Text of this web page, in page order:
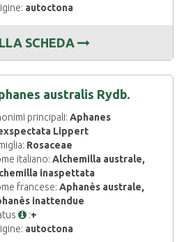
autoctona
SCHEDA
australis Rydb.
principali:Aphanes
Lippert
Rosaceae
italiano:Alchemilla australe,
inaspettata
francese:Aphanès australe,
inattendue
:+
autoctona